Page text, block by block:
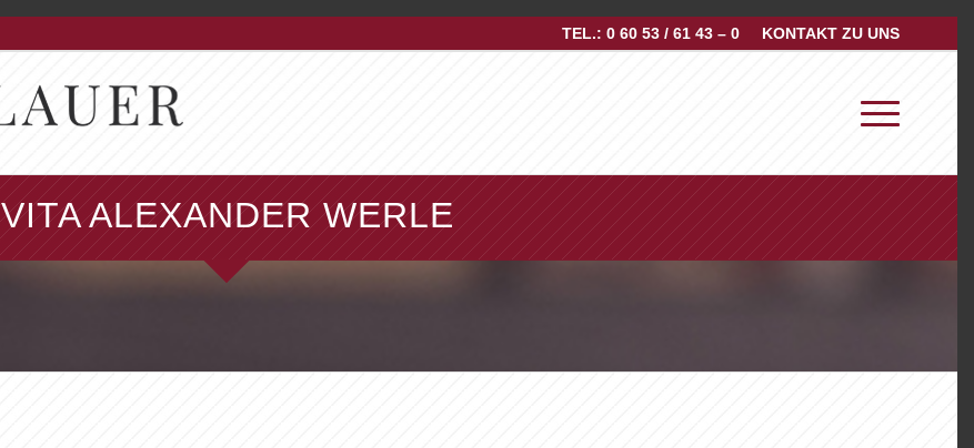
KONTAKT ZU UNS
TEL.: 0 60 53 / 61 43 – 0
VITA ALEXANDER WERLE